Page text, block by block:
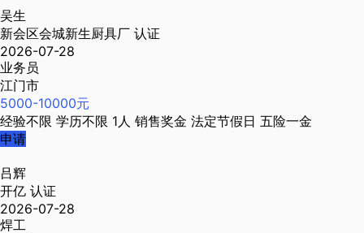
吴生
新会区会城新生厨具厂 认证
2026-07-28
业务员
江门市
5000-10000元
经验不限 学历不限 1人 销售奖金 法定节假日 五险一金
申请
吕辉
开亿 认证
2026-07-28
焊工